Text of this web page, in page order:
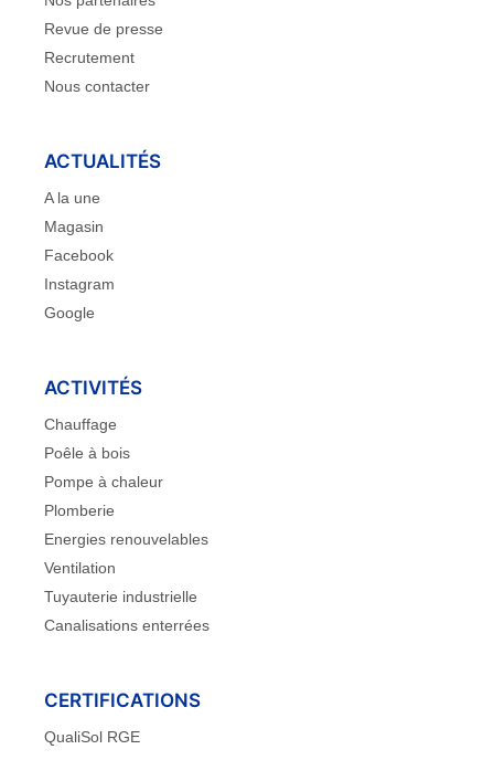
Revue de presse
Recrutement
Nous contacter
ACTUALITÉS
A la une
Magasin
Facebook
Instagram
Google
ACTIVITÉS
Chauffage
Poêle à bois
Pompe à chaleur
Plomberie
Energies renouvelables
Ventilation
Tuyauterie industrielle
Canalisations enterrées
CERTIFICATIONS
QualiSol RGE